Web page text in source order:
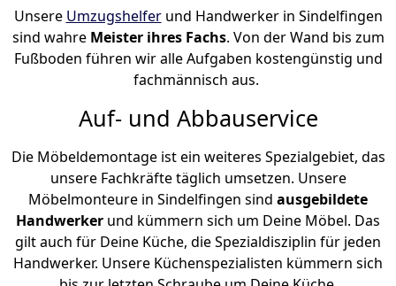
Unsere Umzugshelferund Handwerker in Sindelfingen
sind wahre Meister ihres Fachs. Von der Wand bis zum
Fußboden führen wir alle Aufgaben kostengünstig und
fachmännisch aus.
Auf- und Abbauservice
Die Möbeldemontage ist ein weiteres Spezialgebiet, das
unsere Fachkräfte täglich umsetzen. Unsere
Möbelmonteure in Sindelfingen sind ausgebildete
Handwerker und kümmern sich um Deine Möbel. Das
gilt auch für Deine Küche, die Spezialdisziplin für jeden
Handwerker. Unsere Küchenspezialisten kümmern sich